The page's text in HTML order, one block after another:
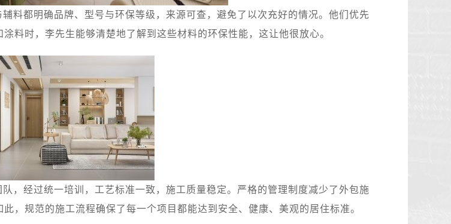
料都明确品牌、型号与环保等级，来源可查，避免了以次充好的情况。他们优先
料时，李先生能够清楚地了解到这些材料的环保性能，这让他很放心。
，经过统一培训，工艺标准一致，施工质量稳定。严格的管理制度减少了外包施
，规范的施工流程确保了每一个项目都能达到安全、健康、美观的居住标准。